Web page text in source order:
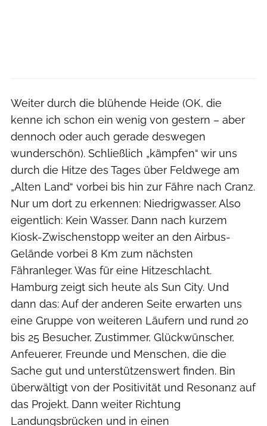
Weiter durch die blühende Heide (OK, die
kenne ich schon ein wenig von gestern – aber
dennoch oder auch gerade deswegen
wunderschön). Schließlich „kämpfen“ wir uns
durch die Hitze des Tages über Feldwege am
„Alten Land“ vorbei bis hin zur Fähre nach Cranz.
Nur um dort zu erkennen: Niedrigwasser. Also
eigentlich: Kein Wasser. Dann nach kurzem
Kiosk-Zwischenstopp weiter an den Airbus-
Gelände vorbei 8 Km zum nächsten
Fähranleger. Was für eine Hitzeschlacht.
Hamburg zeigt sich heute als Sun City. Und
dann das: Auf der anderen Seite erwarten uns
eine Gruppe von weiteren Läufern und rund 20
bis 25 Besucher, Zustimmer, Glückwünscher,
Anfeuerer, Freunde und Menschen, die die
Sache gut und unterstützenswert finden. Bin
überwältigt von der Positivität und Resonanz auf
das Projekt. Dann weiter Richtung
Landungsbrücken und in einen